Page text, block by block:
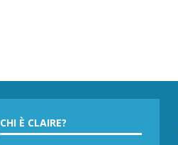
CHI È CLAIRE?